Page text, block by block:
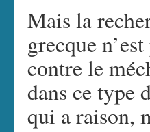
Mais la
grecque
contre le
dans ce type
qui a raison,